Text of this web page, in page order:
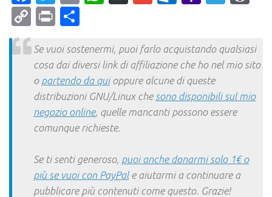
CopyPrint
Se vuoi sostenermi, puoi farlo acquistando qualsiasi
cosa dai diversi link di affiliazione che ho nel mio sito
o partendo da quioppure alcune di queste
distribuzioni GNU/Linux che sono disponibili sul mio
negozio online, quelle mancanti possono essere
comunque richieste.
Se ti senti generoso, puoi anche donarmi solo 1€ o
più se vuoi con PayPale aiutarmi a continuare a
pubblicare più contenuti come questo. Grazie!